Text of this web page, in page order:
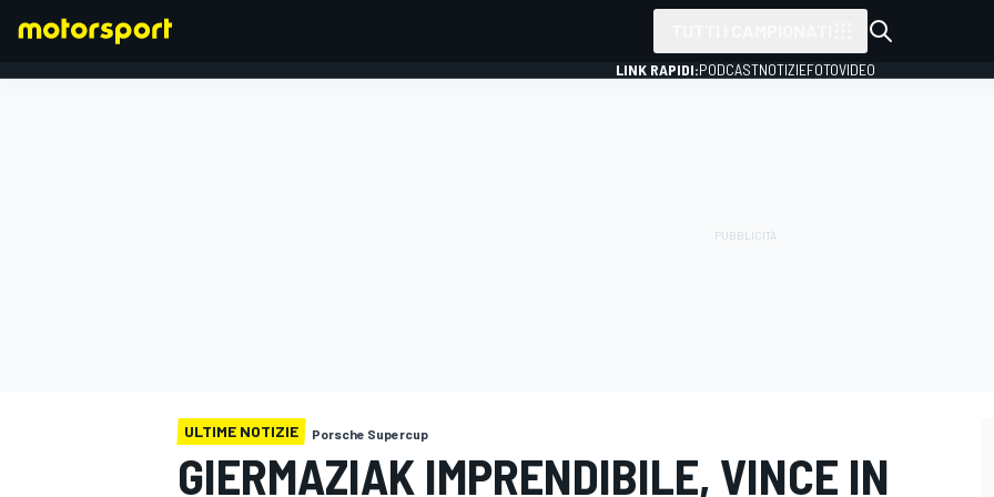
LINK RAPIDI:PODCASTNOTIZIEFOTOVIDEO
ULTIME NOTIZIE Porsche Supercup
GIERMAZIAK IMPRENDIBILE, VINCE IN